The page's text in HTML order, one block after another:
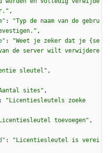
,
:
"Typ de naam van de gebru
,
:
"Weet je zeker dat je {se
van de server wilt verwijdere
sleutel" ,
sites" ,
:
"Licentiesleutels zoeke
toevoegen" ,
:
"Licentiesleutel is verei